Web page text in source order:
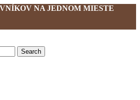
NA JEDNOM MIESTE
Search